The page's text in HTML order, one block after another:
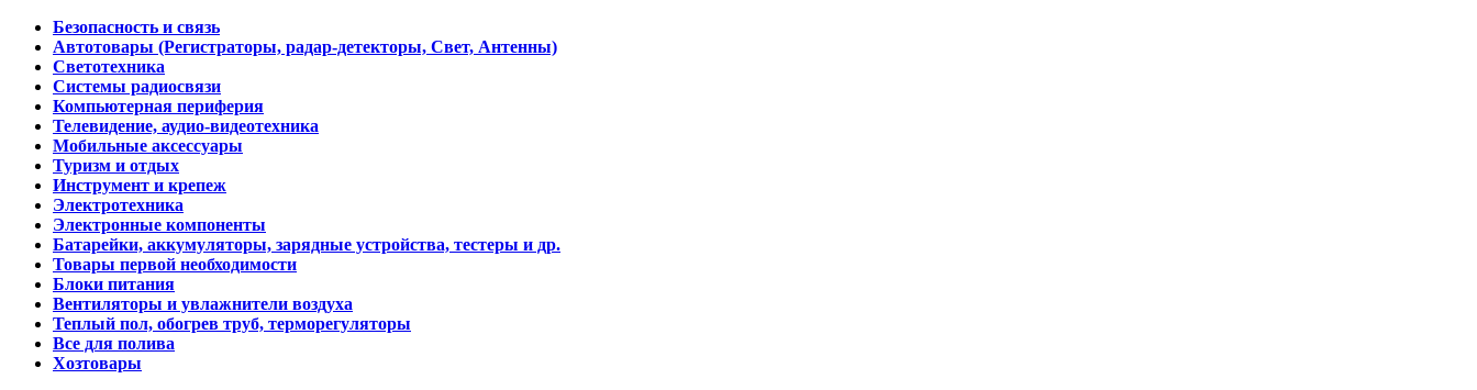
Безопасность и связь
Автотовары (Регистраторы, радар-детекторы, Свет, Антенны)
Светотехника
Системы радиосвязи
Компьютерная периферия
Телевидение, аудио-видеотехника
Мобильные аксессуары
Туризм и отдых
Инструмент и крепеж
Электротехника
Электронные компоненты
Батарейки, аккумуляторы, зарядные устройства, тестеры и др.
Товары первой необходимости
Блоки питания
Вентиляторы и увлажнители воздуха
Теплый пол, обогрев труб, терморегуляторы
Все для полива
Хозтовары